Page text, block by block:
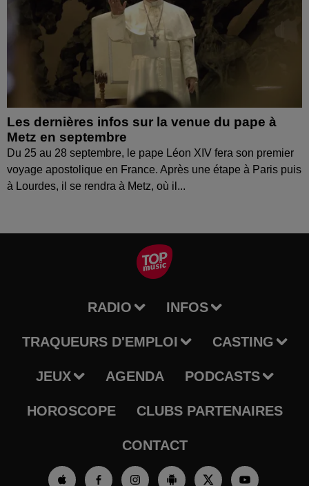
Les dernières infos sur la venue du pape à
Metz en septembre
Du 25 au 28 septembre, le pape Léon XIV fera son premier
voyage apostolique en France. Après une étape à Paris puis
à Lourdes, il se rendra à Metz, où il...
RADIO INFOS
TRAQUEURS D'EMPLOI CASTING
JEUX AGENDA PODCASTS
HOROSCOPE CLUBS PARTENAIRES
CONTACT